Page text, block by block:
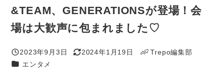
&TEAM、GENERATIONSが登場！会
場は大歓声に包まれました♡
投稿日
2023年9月3日
更新日
2024年1月19日
Trepo編集部
カテゴリー
エンタメ